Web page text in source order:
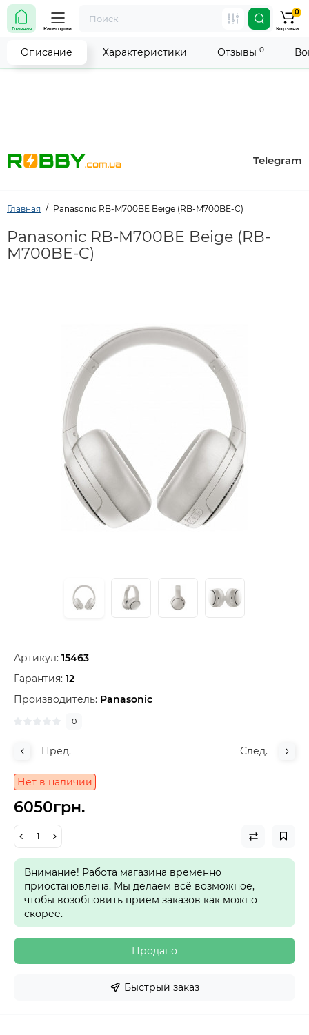
Внимание! Работа магазина временно приостановлена.
Мы делаем всё возможное, чтобы возобновить прием
заказов как можно скорее.
Telegram
Главная Категории
0
Корзина
Главная Panasonic RB-M700BE Beige (RB-M700BE-C)
Panasonic RB-M700BE Beige (RB-
M700BE-C)
Артикул: 15463
Гарантия: 12
Производитель: Panasonic
0
Пред. След.
Нет в наличии
6050грн.
Внимание! Работа магазина временно
приостановлена. Мы делаем всё возможное,
чтобы возобновить прием заказов как можно
скорее.
Продано
Быстрый заказ
Описание Характеристики Отзывы 0